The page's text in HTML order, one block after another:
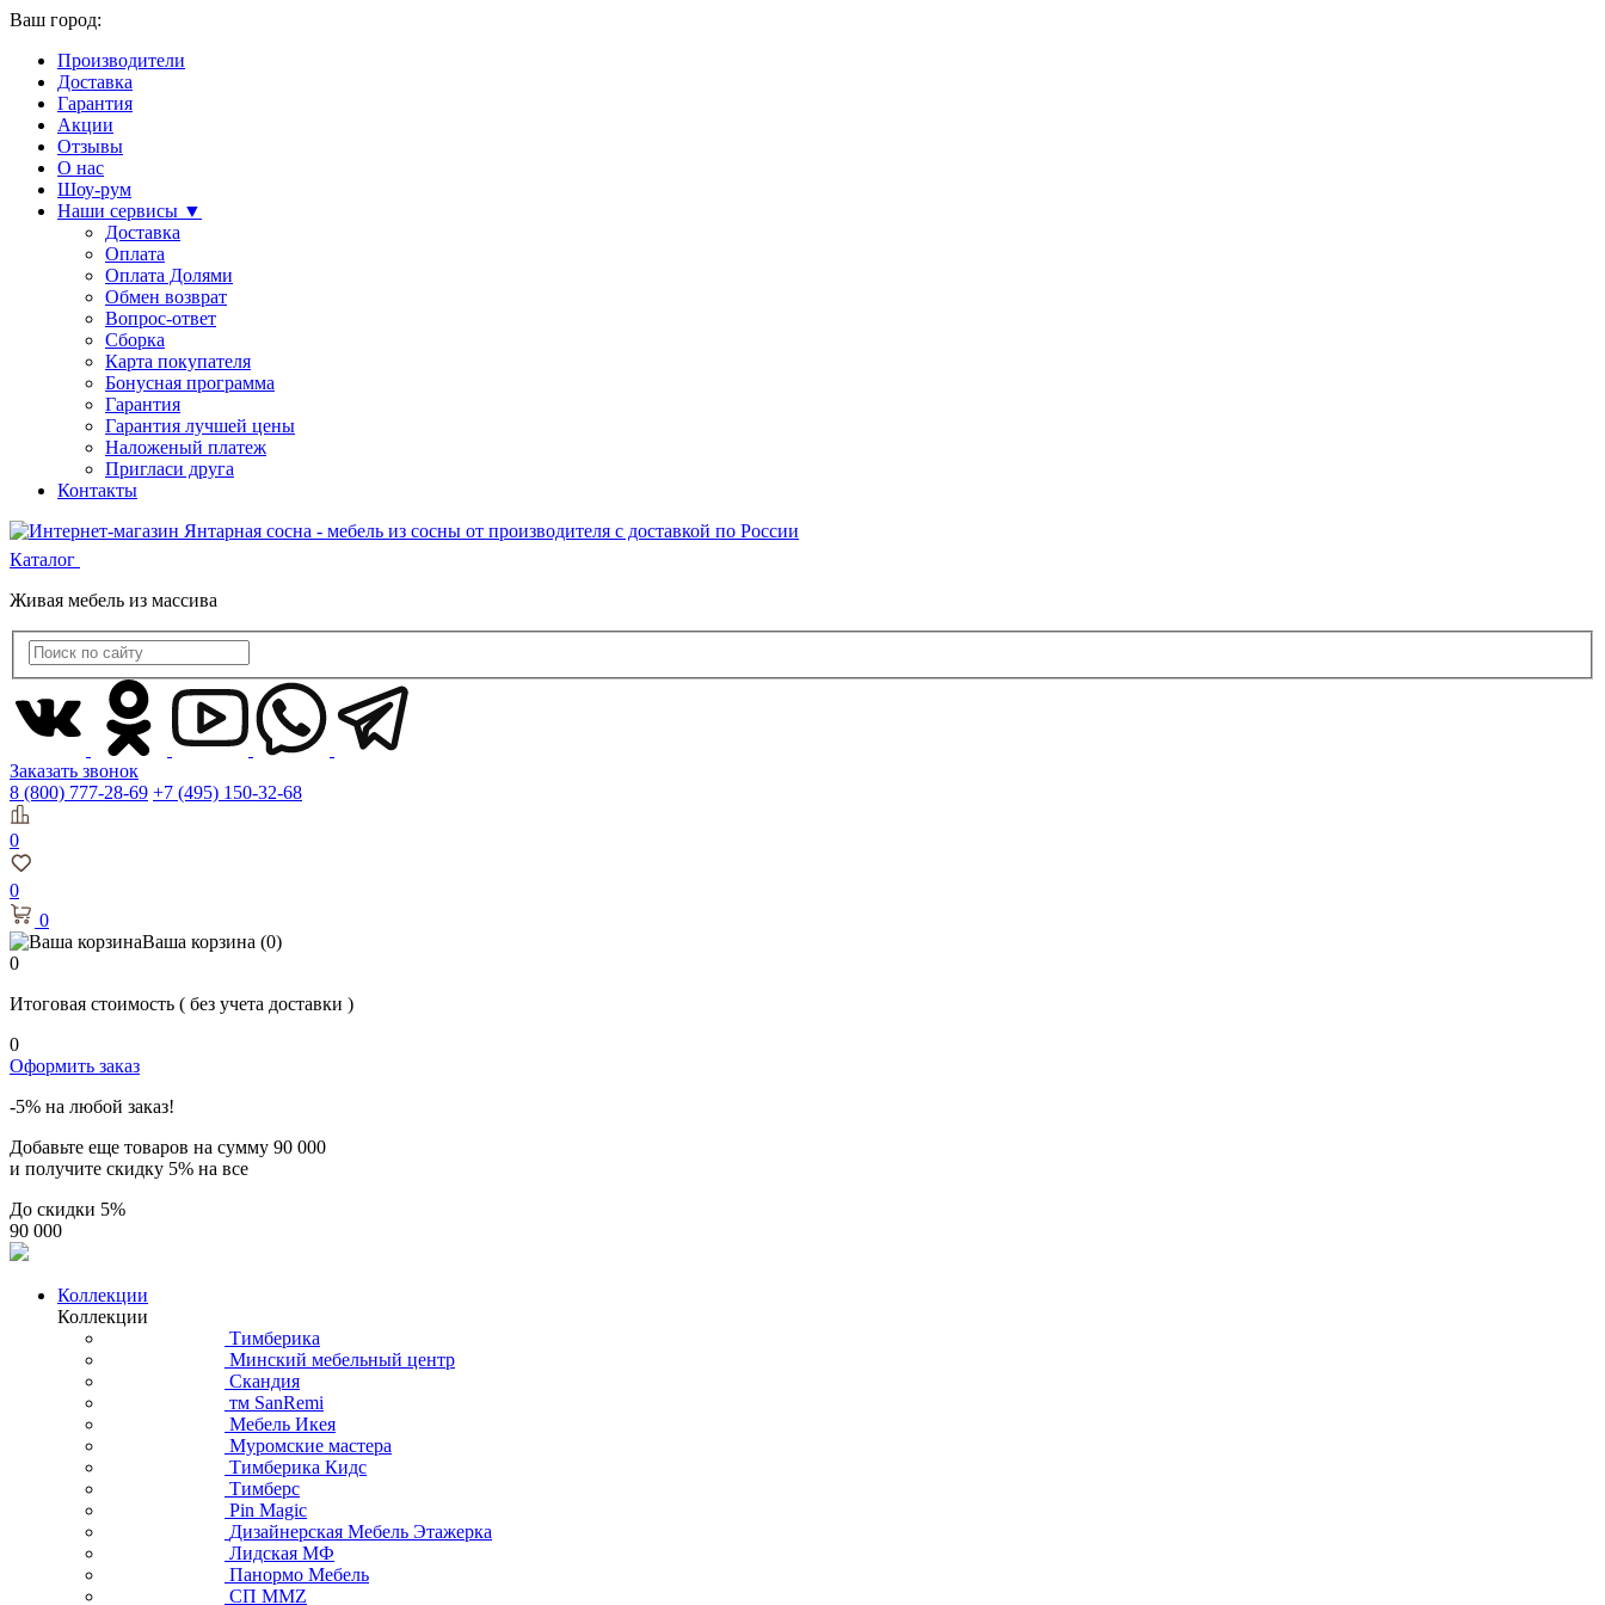
Ваш город:
Производители
Доставка
Гарантия
Акции
Отзывы
О нас
Шоу-рум
Наши сервисы ▼
Доставка
Оплата
Оплата Долями
Обмен возврат
Вопрос-ответ
Сборка
Карта покупателя
Бонусная программа
Гарантия
Гарантия лучшей цены
Наложеный платеж
Пригласи друга
Контакты
Каталог
Живая мебель из массива
Заказать звонок
8 (800) 777-28-69 +7 (495) 150-32-68
0
0
0
Ваша корзина (0)
0
Итоговая стоимость ( без учета доставки )
0
Оформить заказ
-5% на любой заказ!
Добавьте еще товаров на сумму 90 000
и получите скидку 5% на все
До скидки 5%
90 000
Коллекции
Коллекции
Тимберика
Минский мебельный центр
Скандия
тм SanRemi
Мебель Икея
Муромские мастера
Тимберика Кидс
Тимберс
Pin Magic
Дизайнерская Мебель Этажерка
Лидская МФ
Панормо Мебель
СП ММZ